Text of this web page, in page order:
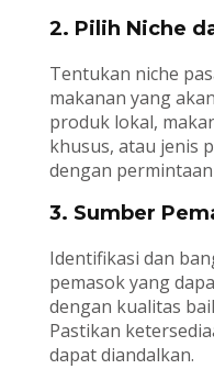
2. Pilih Niche
Tentukan niche
makanan yang
produk lokal,
khusus, atau jenis
dengan
3. Sumber
Identifikasi dan
pemasok yang
dengan kualitas
Pastikan
dapat diandalkan.